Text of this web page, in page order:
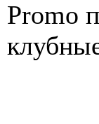
Promo